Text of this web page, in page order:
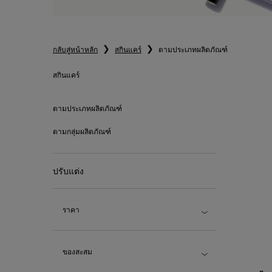
กลับสู่หน้าหลัก สกินแคร์ ตามประเภทผลิตภัณฑ์
สกินแคร์
ตามประเภทผลิตภัณฑ์
ตามกลุ่มผลิตภัณฑ์
ปรับแต่ง
ราคา
ของสะสม